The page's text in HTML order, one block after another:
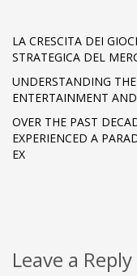
LA CRESCITA DEI
STRATEGICA DEL
UNDERSTANDING
ENTERTAINMENT
OVER THE PAST
EXPERIENCED A
EX
Leave a Reply